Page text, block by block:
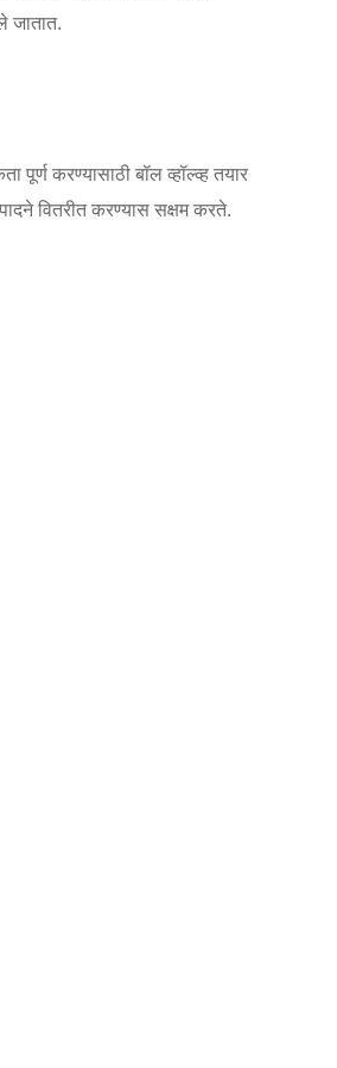
जातात.
करण्यासाठी बॉल व्हॉल्व्ह तयार
वितरीत करण्यास सक्षम करते.